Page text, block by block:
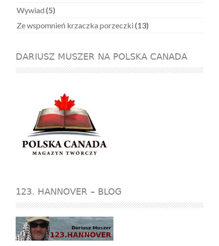
Wywiad (5)
Ze wspomnień krzaczka porzeczki (13)
DARIUSZ MUSZER NA POLSKA CANADA
123. HANNOVER – BLOG